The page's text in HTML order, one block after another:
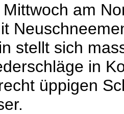
am
stellt sich
in
üppigen